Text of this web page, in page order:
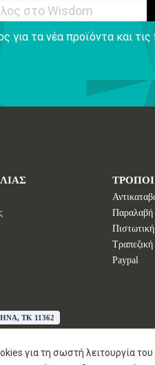
στο Wisdom
για τα νέα προϊόντα και
TK 11362
326 88
Παραλαβή
Paypal
για τη σωστή λειτουργία